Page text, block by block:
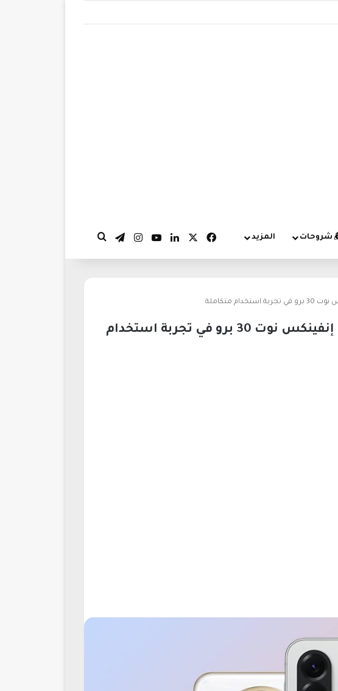
شروحات المزيد فيسبوك لينكدإن‫YouTubeانستقرام
تيلقرام
ما هو خيارك المفضل هاتف سامسونج m52 بمعالج قوي أم كاميرا إنفينكس نوت 30 برو في تجربة استخدام